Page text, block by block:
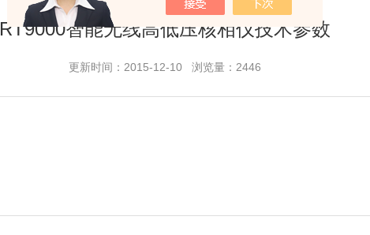
RT9000智能无线高低压核相仪技术参数
更新时间：2015-12-10 浏览量：2446